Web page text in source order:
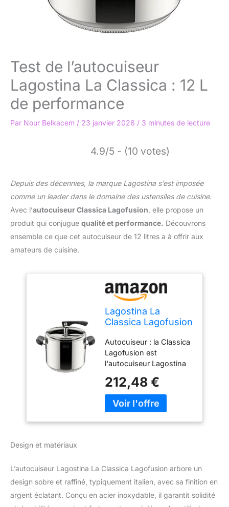
Test de l’autocuiseur
Lagostina La Classica : 12 L
de performance
Par Nour Belkacem / 23 janvier 2026 / 3 minutes de lecture
4.9/5 - (10 votes)
Depuis des décennies, la marque Lagostina s’est imposée
comme un leader dans le domaine des ustensiles de cuisine.
Avec l’autocuiseur Classica Lagofusion, elle propose un
produit qui conjugue qualité et performance. Découvrons
ensemble ce que cet autocuiseur de 12 litres a à offrir aux
amateurs de cuisine.
Lagostina La
Classica Lagofusion
cm Capacité 12 L
Autocuiseur : la Classica
Lagofusion est
l'autocuiseur Lagostina
fabriquée en acier
inoxydable 18/10, dotée
d'un fond Lagofusion et
acier inoxydable 18/10 ;
hygiénique, anti-
corrosion et
212,48 €
Design et matériaux
L’autocuiseur Lagostina La Classica Lagofusion arbore un
design sobre et raffiné, typiquement italien, avec sa finition en
argent éclatant. Conçu en acier inoxydable, il garantit solidité